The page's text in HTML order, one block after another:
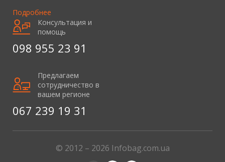
Подробнее
Консультация и
помощь
098 955 23 91
Предлагаем
сотрудничество в
вашем регионе
067 239 19 31
© 2012 – 2026 Infobag.com.ua